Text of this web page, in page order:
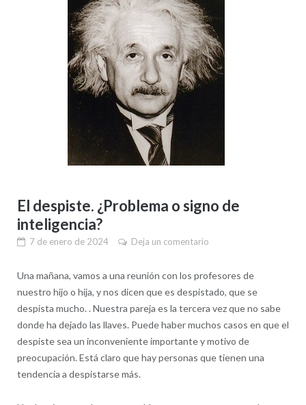
El despiste. ¿Problema o signo de
inteligencia?
7 de enero de 2024 Deja un comentario
Una mañana, vamos a una reunión con los profesores de
nuestro hijo o hija, y nos dicen que es despistado, que se
despista mucho. . Nuestra pareja es la tercera vez que no sabe
donde ha dejado las llaves. Puede haber muchos casos en que el
despiste sea un inconveniente importante y motivo de
preocupación. Está claro que hay personas que tienen una
tendencia a despistarse más.